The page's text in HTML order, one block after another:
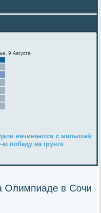
9 Августа
начинаются с малышей
победу на грунте
Олимпиаде в Сочи